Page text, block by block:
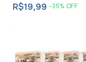
R$19,99 -35% OFF